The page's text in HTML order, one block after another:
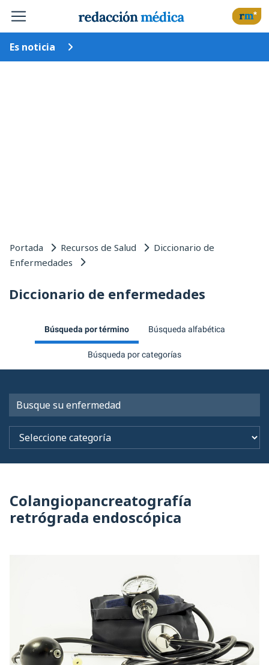
Es noticia
Portada Recursos de Salud Diccionario de
Enfermedades
Diccionario de enfermedades
Búsqueda por término Búsqueda alfabética
Búsqueda por categorías
Colangiopancreatografía
retrógrada endoscópica